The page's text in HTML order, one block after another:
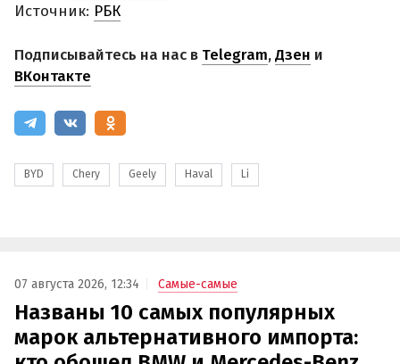
Источник: РБК
Подписывайтесь на нас в Telegram,Дзен и
ВКонтакте
BYD Chery Geely Haval Li
07 августа 2026, 12:34 Самые-самые
Названы 10 самых популярных
марок альтернативного импорта: